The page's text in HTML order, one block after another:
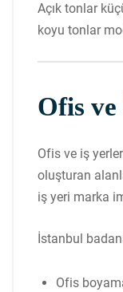
Açık tonlar
koyu tonlar
Ofis
Ofis ve iş
oluşturan
iş yeri marka
İstanbul
Ofis